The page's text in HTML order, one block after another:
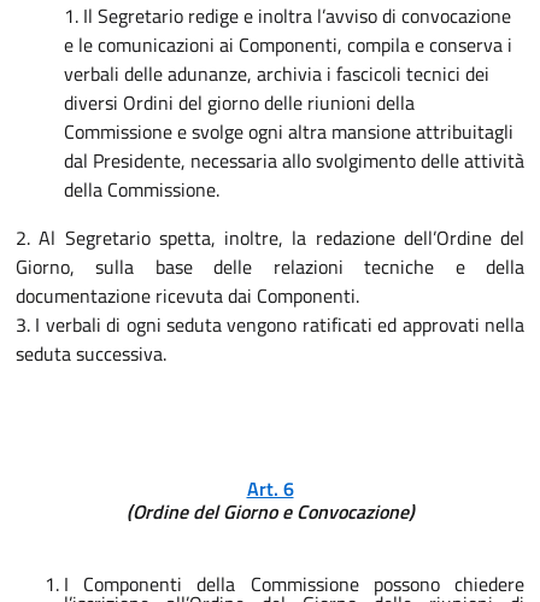
1. Il Segretario redige e inoltra l’avviso di convocazione
e le comunicazioni ai Componenti, compila e conserva i
verbali delle adunanze, archivia i fascicoli tecnici dei
diversi Ordini del giorno delle riunioni della
Commissione e svolge ogni altra mansione attribuitagli
dal Presidente, necessaria allo svolgimento delle attività
della Commissione.
2. Al Segretario spetta, inoltre, la redazione dell’Ordine del
Giorno, sulla base delle relazioni tecniche e della
documentazione ricevuta dai Componenti.
3. I verbali di ogni seduta vengono ratificati ed approvati nella
seduta successiva.
Art. 6
(Ordine del Giorno e Convocazione)
I Componenti della Commissione possono chiedere